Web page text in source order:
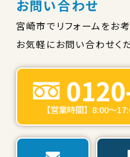
お問い合わせ
宮崎市でリフォームをお
お気軽にお問い合わせくだ
【営業時間】8:00～